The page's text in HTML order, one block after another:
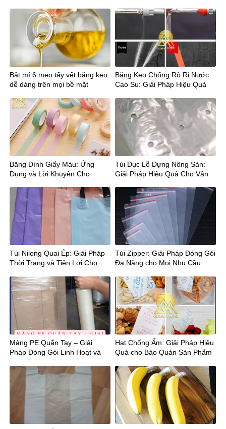
Bật mí 6 mẹo tẩy vết băng keo
dễ dàng trên mọi bề mặt
Băng Keo Chống Rò Rỉ Nước
Cao Su: Giải Pháp Hiệu Quả
Băng Dính Giấy Màu: Ứng
Dụng và Lời Khuyên Cho
Túi Đục Lỗ Đựng Nông Sản:
Giải Pháp Hiệu Quả Cho Vận
Túi Nilong Quai Ép: Giải Pháp
Thời Trang và Tiện Lợi Cho
Túi Zipper: Giải Pháp Đóng Gói
Đa Năng cho Mọi Nhu Cầu
Màng PE Quấn Tay – Giải
Pháp Đóng Gói Linh Hoạt và
Hạt Chống Ẩm: Giải Pháp Hiệu
Quả cho Bảo Quản Sản Phẩm